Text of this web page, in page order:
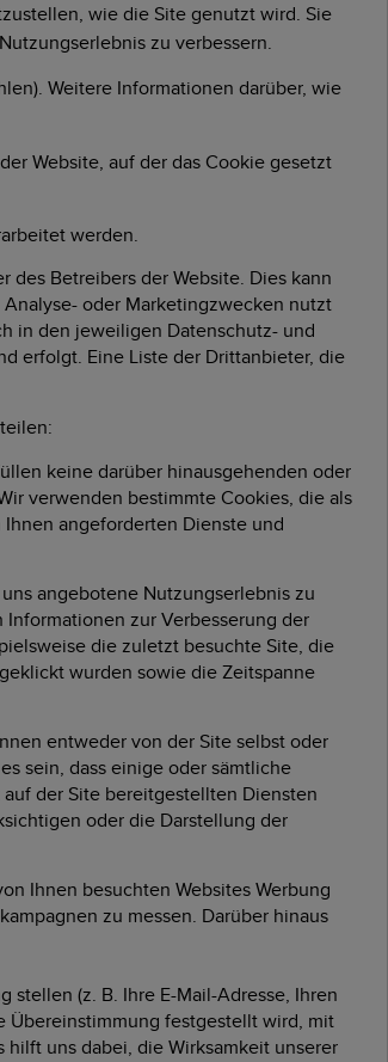
wie die Site genutzt wird. Sie
zu verbessern.
Weitere Informationen darüber, wie
Website, auf der das Cookie gesetzt
werden.
Betreibers der Website. Dies kann
oder Marketingzwecken nutzt
in den jeweiligen Datenschutz- und
erfolgt. Eine Liste der Drittanbieter, die
keine darüber hinausgehenden oder
verwenden bestimmte Cookies, die als
angeforderten Dienste und
angebotene Nutzungserlebnis zu
zur Verbesserung der
die zuletzt besuchte Site, die
wurden sowie die Zeitspanne
entweder von der Site selbst oder
sein, dass einige oder sämtliche
der Site bereitgestellten Diensten
oder die Darstellung der
Ihnen besuchten Websites Werbung
zu messen. Darüber hinaus
(z. B. Ihre E-Mail-Adresse, Ihren
Übereinstimmung festgestellt wird, mit
uns dabei, die Wirksamkeit unserer